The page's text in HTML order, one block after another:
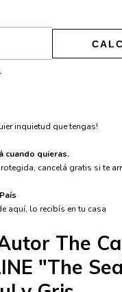
inquietud que tengas!
cuando quieras.
cancelá gratis si te
aquí, lo recibís en tu casa
The
"The